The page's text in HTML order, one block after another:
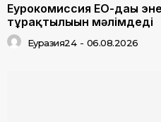
Еурокомиссия ЕО-дағы
тұрақтылығын мәлімдеді
Еуразия24 - 06.08.2026